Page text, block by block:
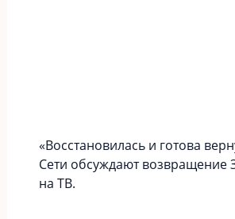
«Вoccтaновилась и готова
Сети обсуждают возвращение
на ТВ.